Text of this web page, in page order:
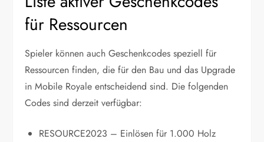
für Ressourcen
Spieler können auch Geschenkcodes speziell für
Ressourcen finden, die für den Bau und das Upgrade
in Mobile Royale entscheidend sind. Die folgenden
Codes sind derzeit verfügbar:
RESOURCE2023 – Einlösen für 1.000 Holz